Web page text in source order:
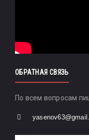
ОБРАТНАЯ СВЯЗЬ
По всем вопросам